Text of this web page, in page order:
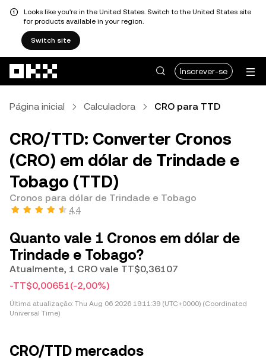
Looks like you're in the United States. Switch to the United States site
for products available in your region.
Switch site
Inscrever-se
Página inicial Calculadora CRO para TTD
CRO/TTD: Converter Cronos
(CRO) em dólar de Trindade e
Tobago (TTD)
Cronos para dólar de Trindade e Tobago
4,4
Quanto vale 1 Cronos em dólar de
Trindade e Tobago?
Atualmente, 1 CRO vale TT$0,36107
-TT$0,00651(-2,00%)
Última atualização: Thu Aug 06 2026 19:11:39 (UTC+0000) (Coordinated
Universal Time)
CRO/TTD mercados